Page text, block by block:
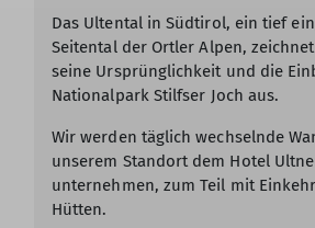
Das Ultental in Südtirol, ein tief
Seitental der Ortler Alpen,
seine Ursprünglichkeit und die
Nationalpark Stilfser Joch aus.
Wir werden täglich wechselnde
unserem Standort dem Hotel
unternehmen, zum Teil mit
Hütten.